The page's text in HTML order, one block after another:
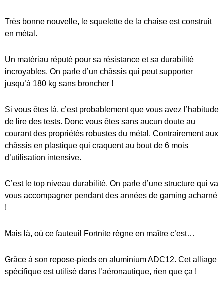
Très bonne nouvelle, le squelette de la chaise est construit
en métal.
Un matériau réputé pour sa résistance et sa durabilité
incroyables. On parle d’un châssis qui peut supporter
jusqu’à 180 kg sans broncher !
Si vous êtes là, c’est probablement que vous avez l’habitude
de lire des tests. Donc vous êtes sans aucun doute au
courant des propriétés robustes du métal. Contrairement aux
châssis en plastique qui craquent au bout de 6 mois
d’utilisation intensive.
C’est le top niveau durabilité. On parle d’une structure qui va
vous accompagner pendant des années de gaming acharné
!
Mais là, où ce fauteuil Fortnite règne en maître c’est…
Grâce à son repose-pieds en aluminium ADC12. Cet alliage
spécifique est utilisé dans l’aéronautique, rien que ça !